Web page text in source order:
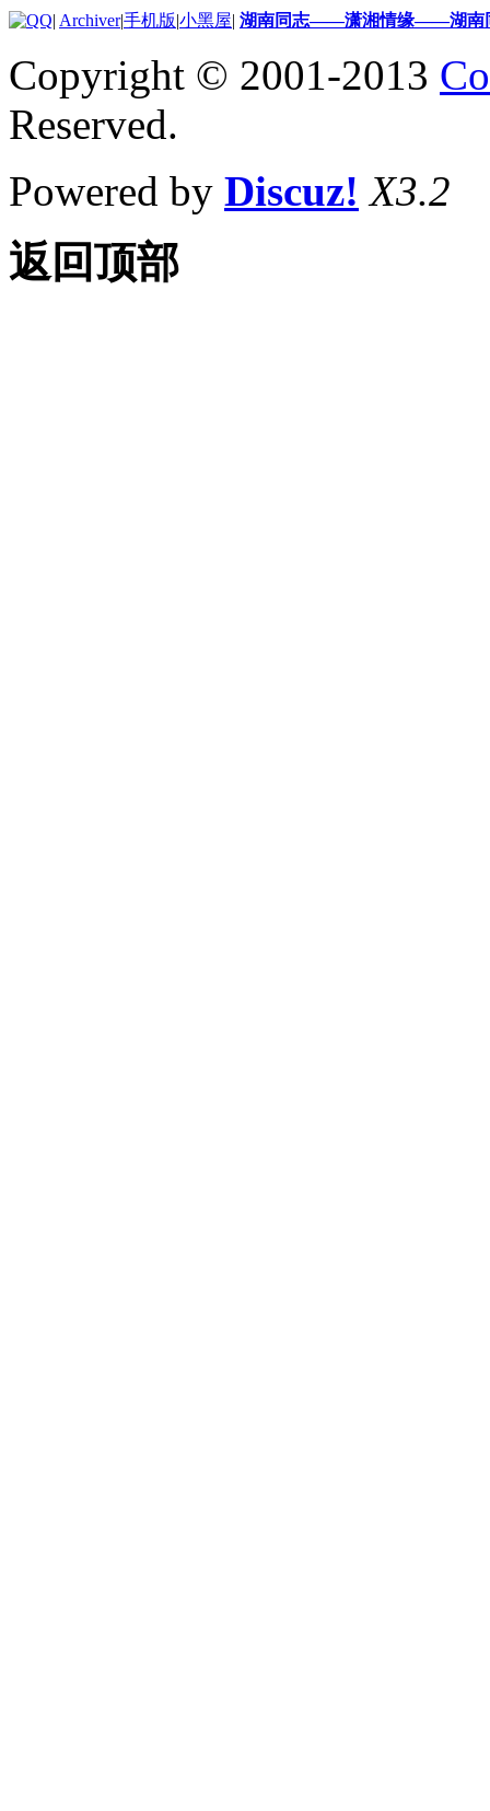
| Archiver|手机版|小黑屋| 湖南同志——潇湘情缘——湖南
Copyright © 2001-2013
Reserved.
Powered by Discuz! X3.2
返回顶部